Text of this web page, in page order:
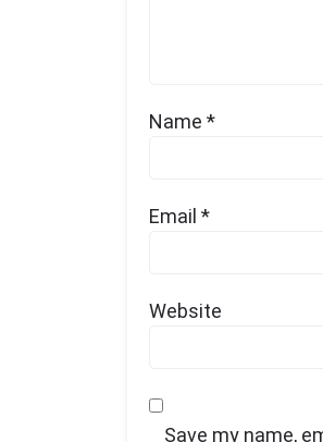
Name *
Email *
Website
Save my name,